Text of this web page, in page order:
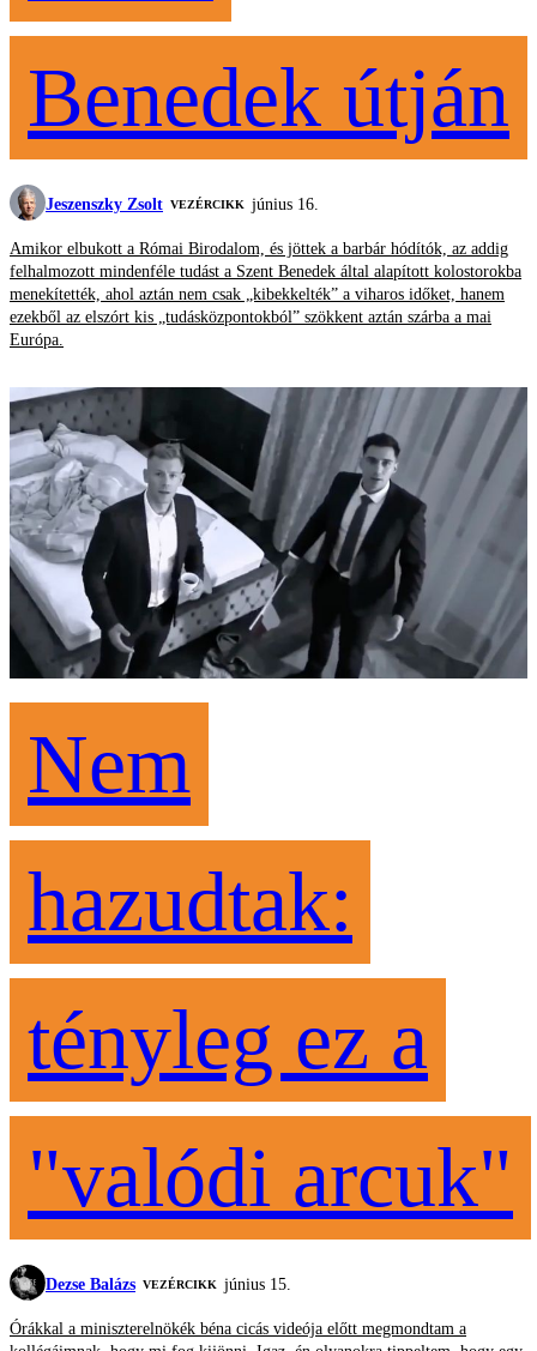
Benedek útján
Jeszenszky Zsolt VEZÉRCIKK június 16.
Amikor elbukott a Római Birodalom, és jöttek a barbár hódítók, az addig
felhalmozott mindenféle tudást a Szent Benedek által alapított kolostorokba
menekítették, ahol aztán nem csak „kibekkelték” a viharos időket, hanem
ezekből az elszórt kis „tudásközpontokból” szökkent aztán szárba a mai
Európa.
Nem
hazudtak:
tényleg ez a
"valódi arcuk"
Dezse Balázs VEZÉRCIKK június 15.
Órákkal a miniszterelnökék béna cicás videója előtt megmondtam a